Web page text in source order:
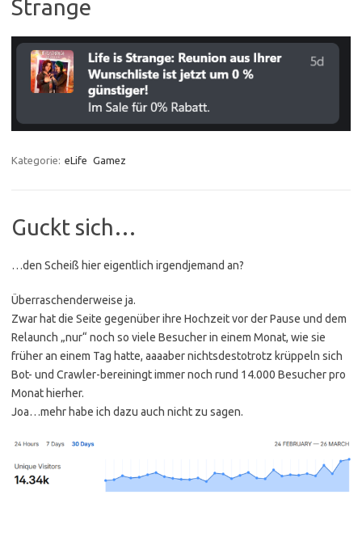
Strange
Kategorie: eLife Gamez
Guckt sich…
…den Scheiß hier eigentlich irgendjemand an?
Überraschenderweise ja.
Zwar hat die Seite gegenüber ihre Hochzeit vor der Pause und dem
Relaunch „nur“ noch so viele Besucher in einem Monat, wie sie
früher an einem Tag hatte, aaaaber nichtsdestotrotz krüppeln sich
Bot- und Crawler-bereiningt immer noch rund 14.000 Besucher pro
Monat hierher.
Joa…mehr habe ich dazu auch nicht zu sagen.